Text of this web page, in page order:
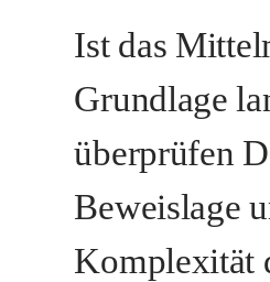
Ist das
Grundlage
überprüfen
Beweislage
Komplexität